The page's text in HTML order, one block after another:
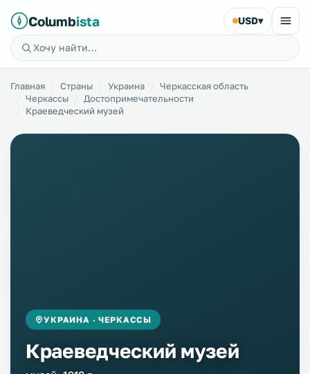
Columbista USD▾
Главная Страны Украина
Черкасская область
Черкассы
Достопримечательности
Краеведческий музей
УКРАИНА · ЧЕРКАССЫ
Краеведческий музей